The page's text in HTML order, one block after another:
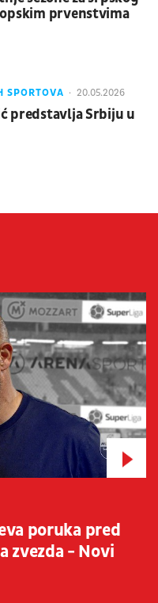
prvenstvima
SPORTOVA 20.05.2026
predstavlja Srbiju u
poruka pred
zvezda - Novi